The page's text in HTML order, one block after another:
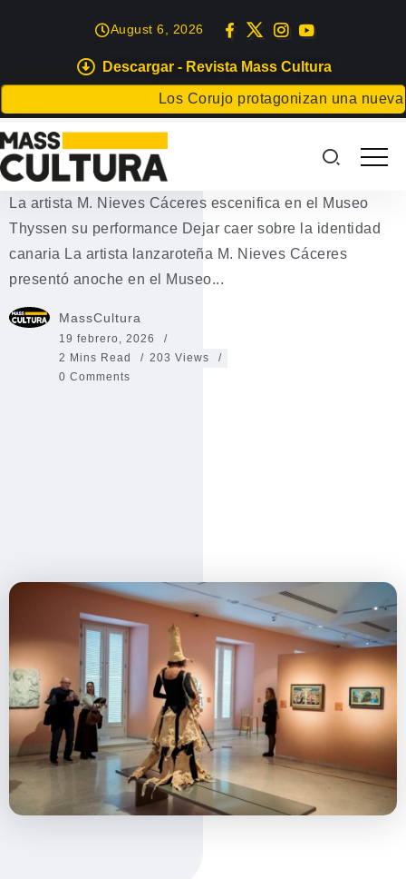
Descargar - Revista Mass Cultura
Los Corujo protagonizan una nueva
August 6, 2026
EVENTOS
La artista lanzaroteña M. Nieves
Cáceres en el Museo Thyssen
La artista M. Nieves Cáceres escenifica en el Museo
Thyssen su performance Dejar caer sobre la identidad
canaria La artista lanzaroteña M. Nieves Cáceres
presentó anoche en el Museo...
MassCultura
19 febrero, 2026
2 Mins Read
203 Views
0 Comments